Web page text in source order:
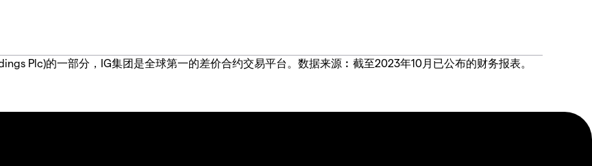
Plc)的一部分，IG集团是全球第一的差价合约交易平台。数据来源︰截至2023年10月已公布的财务报表。